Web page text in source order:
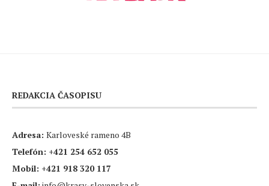
REDAKCIA ČASOPISU
Adresa: Karloveské rameno 4B
Telefón: +421 254 652 055
Mobil: +421 918 320 117